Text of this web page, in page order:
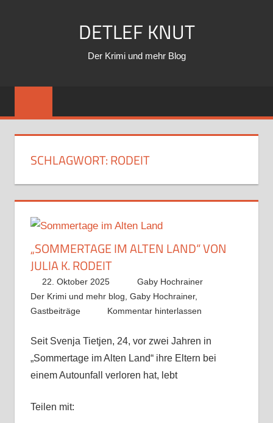
DETLEF KNUT
Der Krimi und mehr Blog
SCHLAGWORT:RODEIT
„SOMMERTAGE IM ALTEN LAND“ VON
JULIA K. RODEIT
22. Oktober 2025
Gaby Hochrainer
Der Krimi und mehr blog Gaby Hochrainer,
Gastbeiträge
Kommentar hinterlassen
Seit Svenja Tietjen, 24, vor zwei Jahren in
„Sommertage im Alten Land“ ihre Eltern bei
einem Autounfall verloren hat, lebt
Teilen mit: